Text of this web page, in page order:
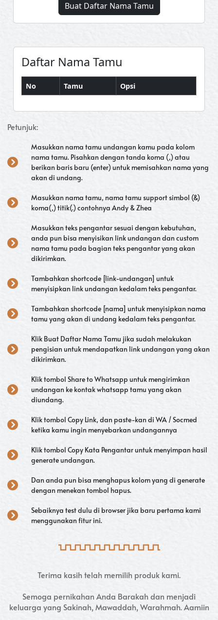
Buat Daftar Nama Tamu
Daftar Nama Tamu
No Tamu Opsi
Petunjuk:
Masukkan nama tamu undangan kamu pada kolom
nama tamu. Pisahkan dengan tanda koma (,) atau
berikan baris baru (enter) untuk memisahkan nama yang
akan di undang.
Masukkan nama tamu, nama tamu support simbol (&)
koma(,) titik(.) contohnya Andy & Zhea
Masukkan teks pengantar sesuai dengan kebutuhan,
anda pun bisa menyisikan link undangan dan custom
nama tamu pada bagian teks pengantar yang akan
dikirimkan.
Tambahkan shortcode [link-undangan] untuk
menyisipkan link undangan kedalam teks pengantar.
Tambahkan shortcode [nama] untuk menyisipkan nama
tamu yang akan di undang kedalam teks pengantar.
Klik Buat Daftar Nama Tamu jika sudah melakukan
pengisian untuk mendapatkan link undangan yang akan
dikirimkan.
Klik tombol Share to Whatsapp untuk mengirimkan
undangan ke kontak whatsapp tamu yang akan
diundang.
Klik tombol Copy Link, dan paste-kan di WA / Socmed
ketika kamu ingin menyebarkan undangannya
Klik tombol Copy Kata Pengantar untuk menyimpan hasil
generate undangan.
Dan anda pun bisa menghapus kolom yang di generate
dengan menekan tombol hapus.
Sebaiknya test dulu di browser jika baru pertama kami
menggunakan fitur ini.
Terima kasih telah memilih produk kami.
Semoga pernikahan Anda Barakah dan menjadi
keluarga yang Sakinah, Mawaddah, Warahmah. Aamiin